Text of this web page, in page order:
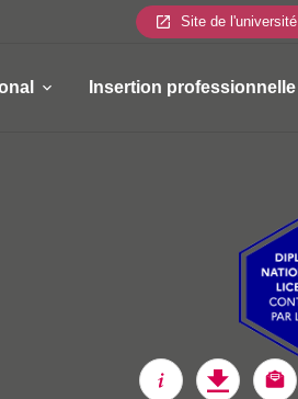
Site de l'université
Insertion professionnelle